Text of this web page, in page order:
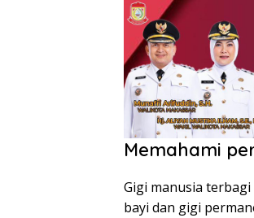
Memahami
Gigi manusia
bayi dan gigi